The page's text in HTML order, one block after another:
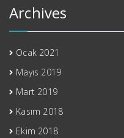
Archives
Ocak 2021
Mayıs 2019
Mart 2019
Kasım 2018
Ekim 2018